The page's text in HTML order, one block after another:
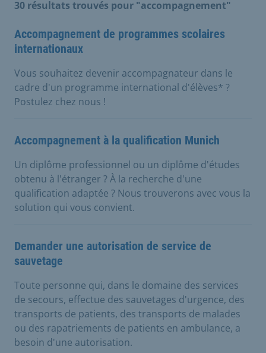
30 résultats trouvés pour "accompagnement"
Accompagnement de programmes scolaires
internationaux
Vous souhaitez devenir accompagnateur dans le
cadre d'un programme international d'élèves* ?
Postulez chez nous !
Accompagnement à la qualification Munich
Un diplôme professionnel ou un diplôme d'études
obtenu à l'étranger ? À la recherche d'une
qualification adaptée ? Nous trouverons avec vous la
solution qui vous convient.
Demander une autorisation de service de
sauvetage
Toute personne qui, dans le domaine des services
de secours, effectue des sauvetages d'urgence, des
transports de patients, des transports de malades
ou des rapatriements de patients en ambulance, a
besoin d'une autorisation.